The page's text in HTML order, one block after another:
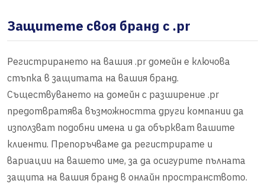
Защитете своя бранд с .pr
Регистрирането на вашия .pr домейн е ключова
стъпка в защитата на вашия бранд.
Съществуването на домейн с разширение .pr
предотвратява възможността други компании да
използват подобни имена и да объркват вашите
клиенти. Препоръчваме да регистрирате и
вариации на вашето име, за да осигурите пълната
защита на вашия бранд в онлайн пространството.